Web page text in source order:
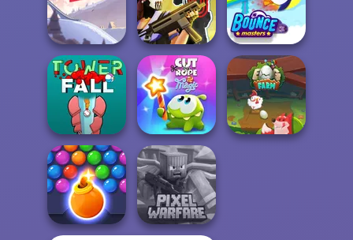
Ski Jump
Challenge
Tom Clancy's
Shootout
Bouncemasters
Tower Fall
Cut The Rope
Magic